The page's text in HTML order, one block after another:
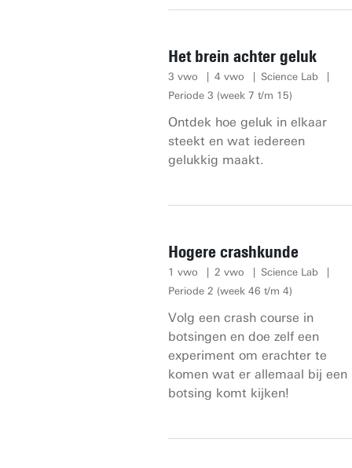
Het brein achter geluk
3 vwo 4 vwo
Science Lab
Periode 3 (week 7 t/m 15)
Ontdek hoe geluk in elkaar
steekt en wat iedereen
gelukkig maakt.
Hogere crashkunde
1 vwo 2 vwo
Science Lab
Periode 2 (week 46 t/m 4)
Volg een crash course in
botsingen en doe zelf een
experiment om erachter te
komen wat er allemaal bij een
botsing komt kijken!